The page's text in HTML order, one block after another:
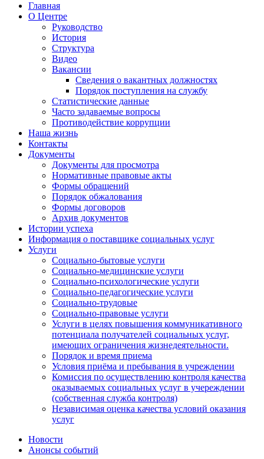
Главная
О Центре
Руководство
История
Структура
Видео
Вакансии
Сведения о вакантных должностях
Порядок поступления на службу
Статистические данные
Часто задаваемые вопросы
Противодействие коррупции
Наша жизнь
Контакты
Документы
Документы для просмотра
Нормативные правовые акты
Формы обращений
Порядок обжалования
Формы договоров
Архив документов
Истории успеха
Информация о поставщике социальных услуг
Услуги
Социально-бытовые услуги
Социально-медицинские услуги
Социально-психологические услуги
Социально-педагогические услуги
Социально-трудовые
Социально-правовые услуги
Услуги в целях повышения коммуникативного
потенциала получателей социальных услуг,
имеющих ограничения жизнедеятельности.
Порядок и время приема
Условия приёма и пребывания в учреждении
Комиссия по осуществлению контроля качества
оказываемых социальных услуг в учереждении
(собственная служба контроля)
Независимая оценка качества условий оказания
услуг
Новости
Анонсы событий